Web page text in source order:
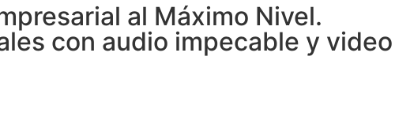
al Máximo Nivel.
con audio impecable y